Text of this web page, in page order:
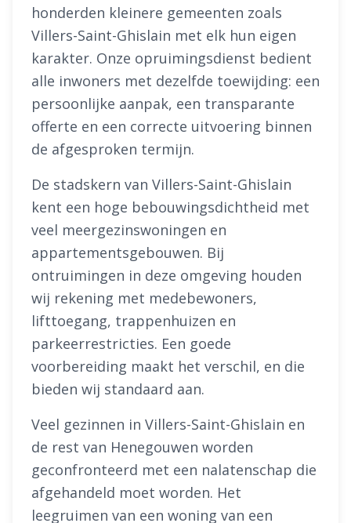
honderden kleinere gemeenten zoals
Villers-Saint-Ghislain met elk hun eigen
karakter. Onze opruimingsdienst bedient
alle inwoners met dezelfde toewijding: een
persoonlijke aanpak, een transparante
offerte en een correcte uitvoering binnen
de afgesproken termijn.
De stadskern van Villers-Saint-Ghislain
kent een hoge bebouwingsdichtheid met
veel meergezinswoningen en
appartementsgebouwen. Bij
ontruimingen in deze omgeving houden
wij rekening met medebewoners,
lifttoegang, trappenhuizen en
parkeerrestricties. Een goede
voorbereiding maakt het verschil, en die
bieden wij standaard aan.
Veel gezinnen in Villers-Saint-Ghislain en
de rest van Henegouwen worden
geconfronteerd met een nalatenschap die
afgehandeld moet worden. Het
leegruimen van een woning van een